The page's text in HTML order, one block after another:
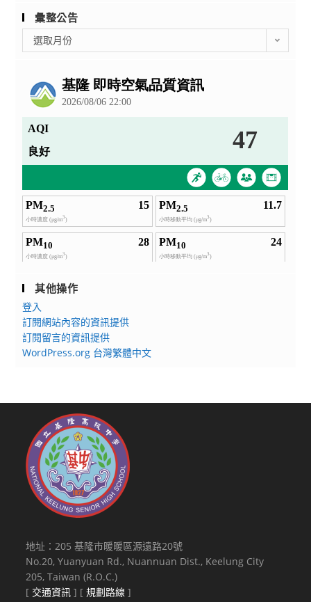
彙整公告
整
選取月份
其他操作
登入
訂閱網站內容的資訊提供
訂閱留言的資訊提供
WordPress.org 台灣繁體中文
地址：205 基隆市暖暖區源遠路20號
No.20, Yuanyuan Rd., Nuannuan Dist., Keelung City
205, Taiwan (R.O.C.)
[ 交通資訊 ] [規劃路線 ]